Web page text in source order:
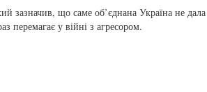
зазначив, що саме об’єднана Україна не дала
перемагає у війні з агресором.